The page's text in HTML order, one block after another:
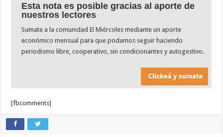
Esta nota es posible gracias al aporte de
nuestros lectores
Sumate a la comunidad El Miércoles mediante un aporte
económico mensual para que podamos seguir haciendo
periodismo libre, cooperativo, sin condicionantes y autogestivo.
[fbcomments]